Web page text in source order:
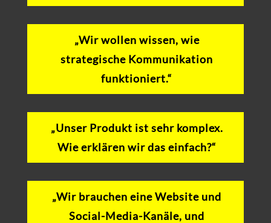
„Wir wollen wissen, wie
strategische Kommunikation
funktioniert.“
„Unser Produkt ist sehr komplex.
Wie erklären wir das einfach?“
„Wir brauchen eine Website und
Social-Media-Kanäle, und